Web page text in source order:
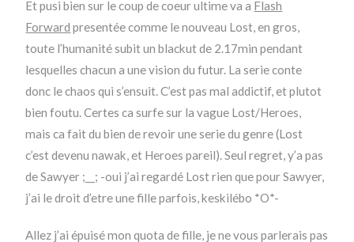
Et pusi bien sur le coup de coeur ultime va a Flash
Forward presentée comme le nouveau Lost, en gros,
toute l’humanité subit un blackut de 2.17min pendant
lesquelles chacun a une vision du futur. La serie conte
donc le chaos qui s’ensuit. C’est pas mal addictif, et plutot
bien foutu. Certes ca surfe sur la vague Lost/Heroes,
mais ca fait du bien de revoir une serie du genre (Lost
c’est devenu nawak, et Heroes pareil). Seul regret, y’a pas
de Sawyer ;__; -oui j’ai regardé Lost rien que pour Sawyer,
j’ai le droit d’etre une fille parfois, keskilébo *O*-
Allez j’ai épuisé mon quota de fille, je ne vous parlerais pas